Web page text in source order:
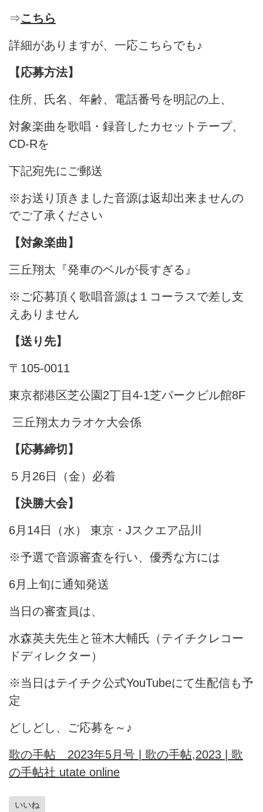
⇒こちら
詳細がありますが、一応こちらでも♪
【応募方法】
住所、氏名、年齢、電話番号を明記の上、
対象楽曲を歌唱・録音したカセットテープ、
CD-Rを
下記宛先にご郵送
※お送り頂きました音源は返却出来ませんの
でご了承ください
【対象楽曲】
三丘翔太『発車のベルが長すぎる』
※ご応募頂く歌唱音源は１コーラスで差し支
えありません
【送り先】
〒105-0011
東京都港区芝公園2丁目4-1芝パークビル館8F
三丘翔太カラオケ大会係
【応募締切】
５月26日（金）必着
【決勝大会】
6月14日（水） 東京・Jスクエア品川
※予選で音源審査を行い、優秀な方には
6月上旬に通知発送
当日の審査員は、
水森英夫先生と笹木大輔氏（テイチクレコー
ドディレクター）
※当日はテイチク公式YouTubeにて生配信も予
定
どしどし、ご応募を～♪
歌の手帖 2023年5月号 | 歌の手帖,2023 | 歌
の手帖社 utate online
いいね